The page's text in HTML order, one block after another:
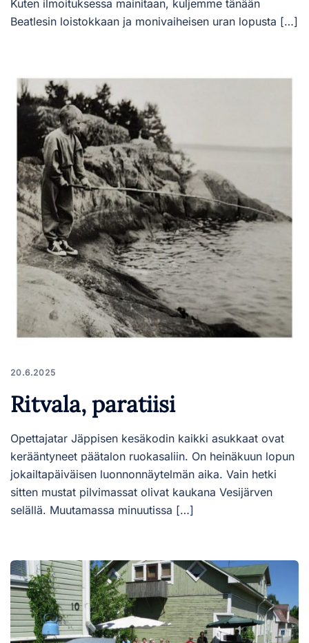
Kuten ilmoituksessa mainitaan, kuljemme tänään
Beatlesin loistokkaan ja monivaiheisen uran lopusta […]
20.6.2025
Ritvala, paratiisi
Opettajatar Jäppisen kesäkodin kaikki asukkaat ovat
kerääntyneet päätalon ruokasaliin. On heinäkuun lopun
jokailtapäiväisen luonnonnäytelmän aika. Vain hetki
sitten mustat pilvimassat olivat kaukana Vesijärven
selällä. Muutamassa minuutissa […]